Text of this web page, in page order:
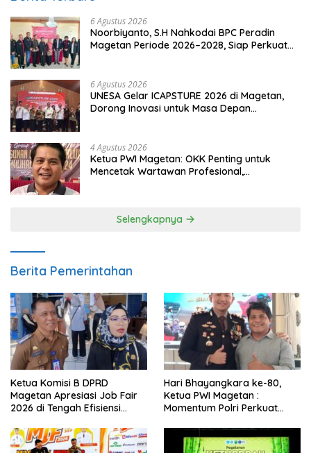
6 Agustus 2026
Noorbiyanto, S.H Nahkodai BPC Peradin
Magetan Periode 2026–2028, Siap Perkuat
6 Agustus 2026
UNESA Gelar ICAPSTURE 2026 di Magetan,
Dorong Inovasi untuk Masa Depan
4 Agustus 2026
Ketua PWI Magetan: OKK Penting untuk
Mencetak Wartawan Profesional,
Selengkapnya
Berita Pemerintahan
Ketua Komisi B DPRD
Magetan Apresiasi Job Fair
2026 di Tengah Efisiensi
Hari Bhayangkara ke-80,
Ketua PWI Magetan :
Momentum Polri Perkuat